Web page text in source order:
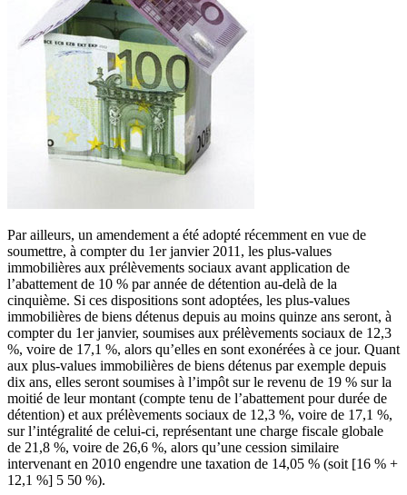
Par ailleurs, un amendement a été adopté récemment en vue de
soumettre, à compter du 1er janvier 2011, les plus-values
immobilières aux prélèvements sociaux avant application de
l’abattement de 10 % par année de détention au-delà de la
cinquième. Si ces dispositions sont adoptées, les plus-values
immobilières de biens détenus depuis au moins quinze ans seront, à
compter du 1er janvier, soumises aux prélèvements sociaux de 12,3
%, voire de 17,1 %, alors qu’elles en sont exonérées à ce jour. Quant
aux plus-values immobilières de biens détenus par exemple depuis
dix ans, elles seront soumises à l’impôt sur le revenu de 19 % sur la
moitié de leur montant (compte tenu de l’abattement pour durée de
détention) et aux prélèvements sociaux de 12,3 %, voire de 17,1 %,
sur l’intégralité de celui-ci, représentant une charge fiscale globale
de 21,8 %, voire de 26,6 %, alors qu’une cession similaire
intervenant en 2010 engendre une taxation de 14,05 % (soit [16 % +
12,1 %] 5 50 %).